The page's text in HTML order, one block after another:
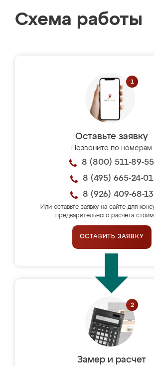
Схема работы
Оставьте заявку
Позвоните по номерам
8 (800) 511-89-55
8 (495) 665-24-01
8 (926) 409-68-13
Или оставьте заявку на сайте для
предварительного расчёта
ОСТАВИТЬ ЗАЯВКУ
Замер и расчет